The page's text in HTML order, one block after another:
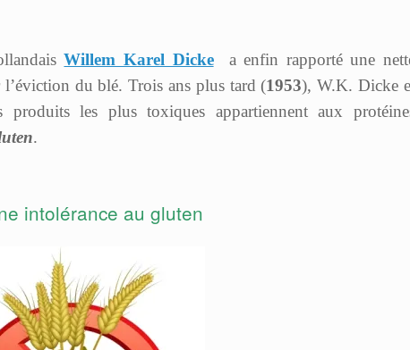
Willem Karel Dickea enfin rapporté une
du blé. Trois ans plus tard (1953), W.K. Dicke
produits les plus toxiques appartiennent aux
.
intolérance au gluten